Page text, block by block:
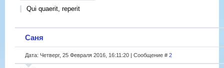
Qui quaerit, reperit
Саня
Дата: Четверг, 25 Февраля 2016, 16:11:20 | Сообщение # 2